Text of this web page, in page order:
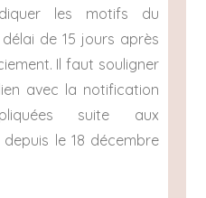
les motifs du
de 15 jours après
Il faut souligner
avec la notification
suite aux
le 18 décembre